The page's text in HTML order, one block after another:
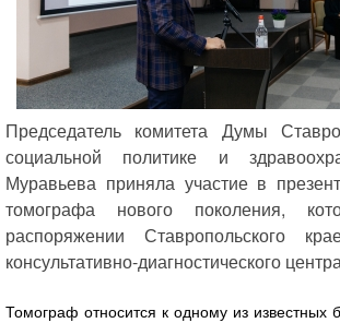
Председатель комитета Думы
социальной политике и
Муравьева приняла участие в
томографа нового поколения,
распоряжении Ставропольского
консультативно-диагностического
Томограф относится к одному из известных